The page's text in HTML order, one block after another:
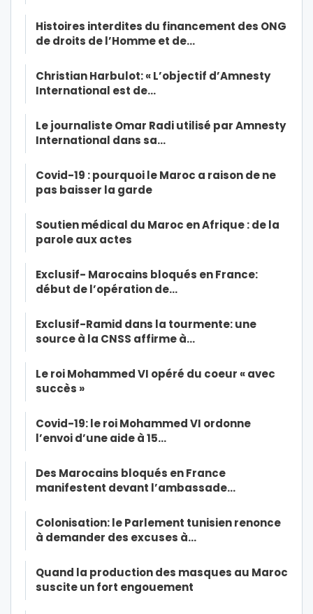
Histoires interdites du financement des ONG
de droits de l’Homme et de…
Christian Harbulot: « L’objectif d’Amnesty
International est de…
Le journaliste Omar Radi utilisé par Amnesty
International dans sa…
Covid-19 : pourquoi le Maroc a raison de ne
pas baisser la garde
Soutien médical du Maroc en Afrique : de la
parole aux actes
Exclusif- Marocains bloqués en France:
début de l’opération de…
Exclusif-Ramid dans la tourmente: une
source à la CNSS affirme à…
Le roi Mohammed VI opéré du coeur « avec
succès »
Covid-19: le roi Mohammed VI ordonne
l’envoi d’une aide à 15…
Des Marocains bloqués en France
manifestent devant l’ambassade…
Colonisation: le Parlement tunisien renonce
à demander des excuses à…
Quand la production des masques au Maroc
suscite un fort engouement